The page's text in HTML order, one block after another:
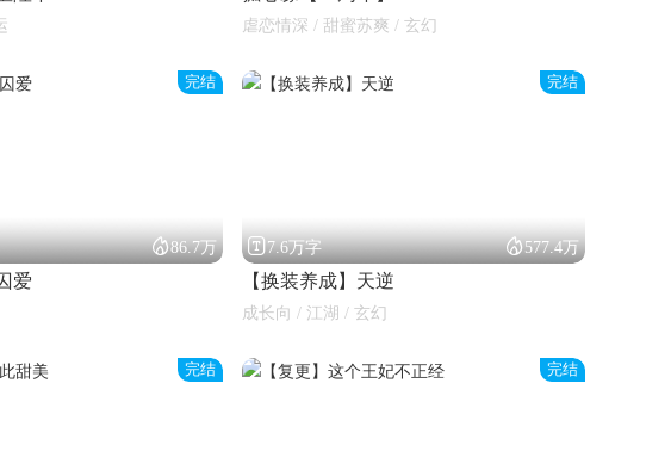
虐恋情深 / 甜蜜苏爽 / 玄幻
完结
86.7万
爱
完结
7.6万字 577.4万
【换装养成】天逆
成长向 / 江湖 / 玄幻
完结 完结